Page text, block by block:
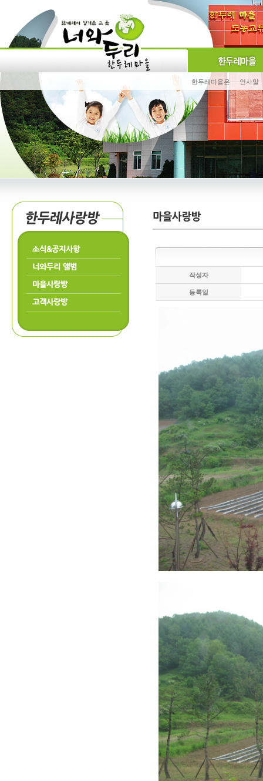
한두레마을은 인사말
소식&공지사항
너와두리 앨범
마을사랑방
고객사랑방
작성자
등록일